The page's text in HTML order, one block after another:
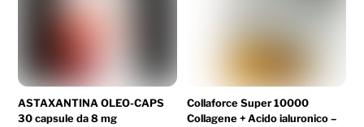
ASTAXANTINA OLEO-CAPS
30 capsule da 8 mg
Collaforce Super 10000
Collagene + Acido ialuronico –